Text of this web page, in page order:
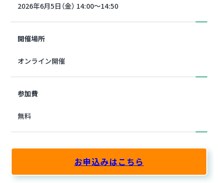
2026年6月5日（金） 14:00～14:50
開催場所
オンライン開催
参加費
無料
お申込みはこちら